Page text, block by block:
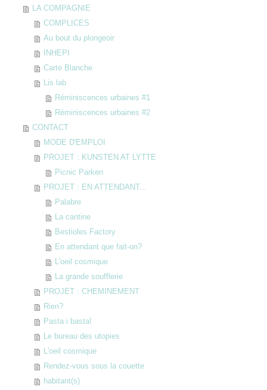
LA COMPAGNIE
COMPLICES
Au bout du plongeoir
INHEPI
Carte Blanche
Lis lab
Réminiscences urbaines #1
Réminiscences urbaines #2
CONTACT
MODE D'EMPLOI
PROJET : KUNSTEN AT LYTTE
Picnic Parken
PROJET : EN ATTENDANT...
Palabre
La cantine
Bestioles Factory
En attendant que fait-on?
L'oeil cosmique
La grande soufflerie
PROJET : CHEMINEMENT
Rien?
Pasta i basta!
Le bureau des utopies
L'oeil cosmique
Rendez-vous sous la couette
habitant(s)